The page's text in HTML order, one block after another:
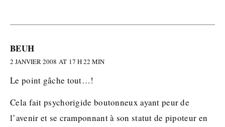
BEUH
2 JANVIER 2008 AT 17 H 22 MIN
Le point gâche tout…!
Cela fait psychorigide boutonneux ayant peur de
l’avenir et se cramponnant à son statut de pipoteur en